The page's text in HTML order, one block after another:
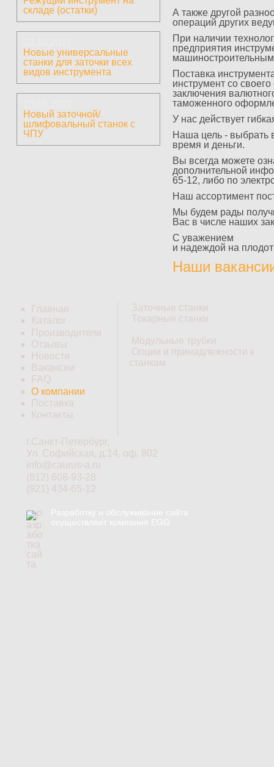
складе (остатки)
Новые универсальные
станки для заточки всех
видов инструмента
Новый заточной/
шлифовальный станок с
ЧПУ
А также другой
операций других
При наличии
предприятия
Поставка
инструмент со
заключения
таможенного
У нас действует
Наша цель - выбрать
время и деньги.
Вы всегда можете
дополнительной
65-12, либо по
Наш ассортимент
Мы будем рады
Вас в числе наших
С уважением
и надеждой на
Наши
Главная
Каталог
Производители
Отзывы
Новости
Вакансии
FAQ
О компании
Поставка
Контакты
Заточные станки
Токарные станки
Модульные трубки
Опции и принадлежности к
станкам
г.Санкт-Петербург,
Ул. Софийская, д.14, оф. 802
info@caurus-a.ru
(812) 608-93-28
(921) 434-65-12
Разработку и обслуживание сайта
осуществляет компания EGG